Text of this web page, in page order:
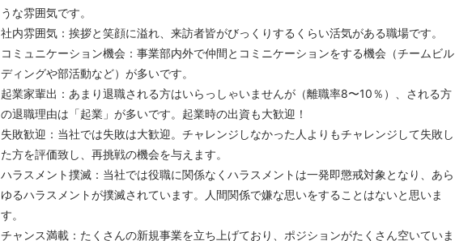
うな雰囲気です。
社内雰囲気：挨拶と笑顔に溢れ、来訪者皆がびっくりするくらい活気がある職場です。
コミュニケーション機会：事業部内外で仲間とコミニケーションをする機会（チームビル
ディングや部活動など）が多いです。
起業家輩出：あまり退職される方はいらっしゃいませんが（離職率8〜10％）、される方
の退職理由は「起業」が多いです。起業時の出資も大歓迎！
失敗歓迎：当社では失敗は大歓迎。チャレンジしなかった人よりもチャレンジして失敗し
た方を評価致し、再挑戦の機会を与えます。
ハラスメント撲滅：当社では役職に関係なくハラスメントは一発即懲戒対象となり、あら
ゆるハラスメントが撲滅されています。人間関係で嫌な思いをすることはないと思いま
す。
チャンス満載：たくさんの新規事業を立ち上げており、ポジションがたくさん空いていま